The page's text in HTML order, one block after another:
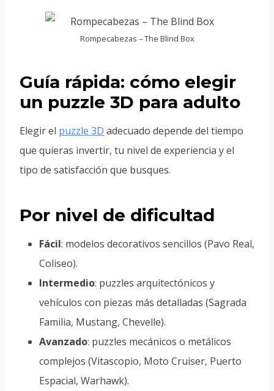
Rompecabezas – The Blind Box
Guía rápida: cómo elegir
un puzzle 3D para adulto
Elegir el puzzle 3D adecuado depende del tiempo
que quieras invertir, tu nivel de experiencia y el
tipo de satisfacción que busques.
Por nivel de dificultad
Fácil: modelos decorativos sencillos (Pavo Real,
Coliseo).
Intermedio: puzzles arquitectónicos y
vehículos con piezas más detalladas (Sagrada
Familia, Mustang, Chevelle).
Avanzado: puzzles mecánicos o metálicos
complejos (Vitascopio, Moto Cruiser, Puerto
Espacial, Warhawk).